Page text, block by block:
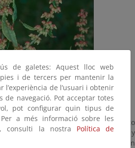
de las poligonáceas. Con un fruto
Tallo derecho con hojas alternas y
verdosas y dispuestas en
de galetes: Aquest lloc web
i de tercers per mantenir la
l’experiència de l’usuari i obtenir
de navegació. Pot acceptar totes
pot configurar quin tipus de
a més informació sobre les
consulti la nostra Política de